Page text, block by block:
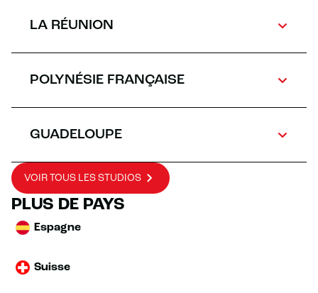
LA RÉUNION
POLYNÉSIE FRANÇAISE
GUADELOUPE
VOIR TOUS LES STUDIOS
PLUS DE PAYS
Espagne
Suisse